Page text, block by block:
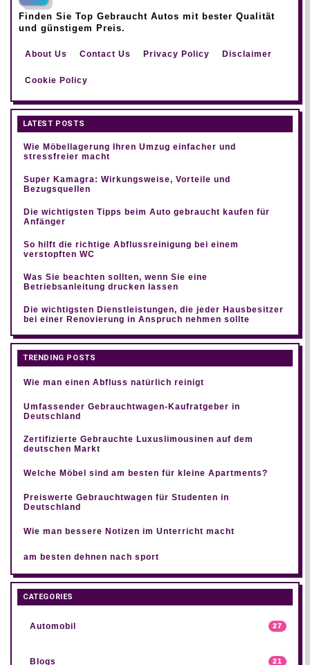
Finden Sie Top Gebraucht Autos mit bester Qualität
und günstigem Preis.
About Us Contact Us Privacy Policy Disclaimer
Cookie Policy
LATEST POSTS
Wie Möbellagerung Ihren Umzug einfacher und
stressfreier macht
Super Kamagra: Wirkungsweise, Vorteile und
Bezugsquellen
Die wichtigsten Tipps beim Auto gebraucht kaufen für
Anfänger
So hilft die richtige Abflussreinigung bei einem
verstopften WC
Was Sie beachten sollten, wenn Sie eine
Betriebsanleitung drucken lassen
Die wichtigsten Dienstleistungen, die jeder Hausbesitzer
bei einer Renovierung in Anspruch nehmen sollte
TRENDING POSTS
Wie man einen Abfluss natürlich reinigt
Umfassender Gebrauchtwagen-Kaufratgeber in
Deutschland
Zertifizierte Gebrauchte Luxuslimousinen auf dem
deutschen Markt
Welche Möbel sind am besten für kleine Apartments?
Preiswerte Gebrauchtwagen für Studenten in
Deutschland
Wie man bessere Notizen im Unterricht macht
am besten dehnen nach sport
CATEGORIES
Automobil 27
Blogs 21